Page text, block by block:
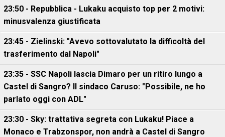
23:50 - Repubblica - Lukaku acquisto top per 2 motivi:
minusvalenza giustificata
23:45 - Zielinski: "Avevo sottovalutato la difficoltà del
trasferimento dal Napoli"
23:35 - SSC Napoli lascia Dimaro per un ritiro lungo a
Castel di Sangro? Il sindaco Caruso: "Possibile, ne ho
parlato oggi con ADL"
23:30 - Sky: trattativa segreta con Lukaku! Piace a
Monaco e Trabzonspor, non andrà a Castel di Sangro